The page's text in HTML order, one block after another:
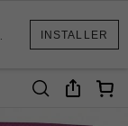
INSTALLER